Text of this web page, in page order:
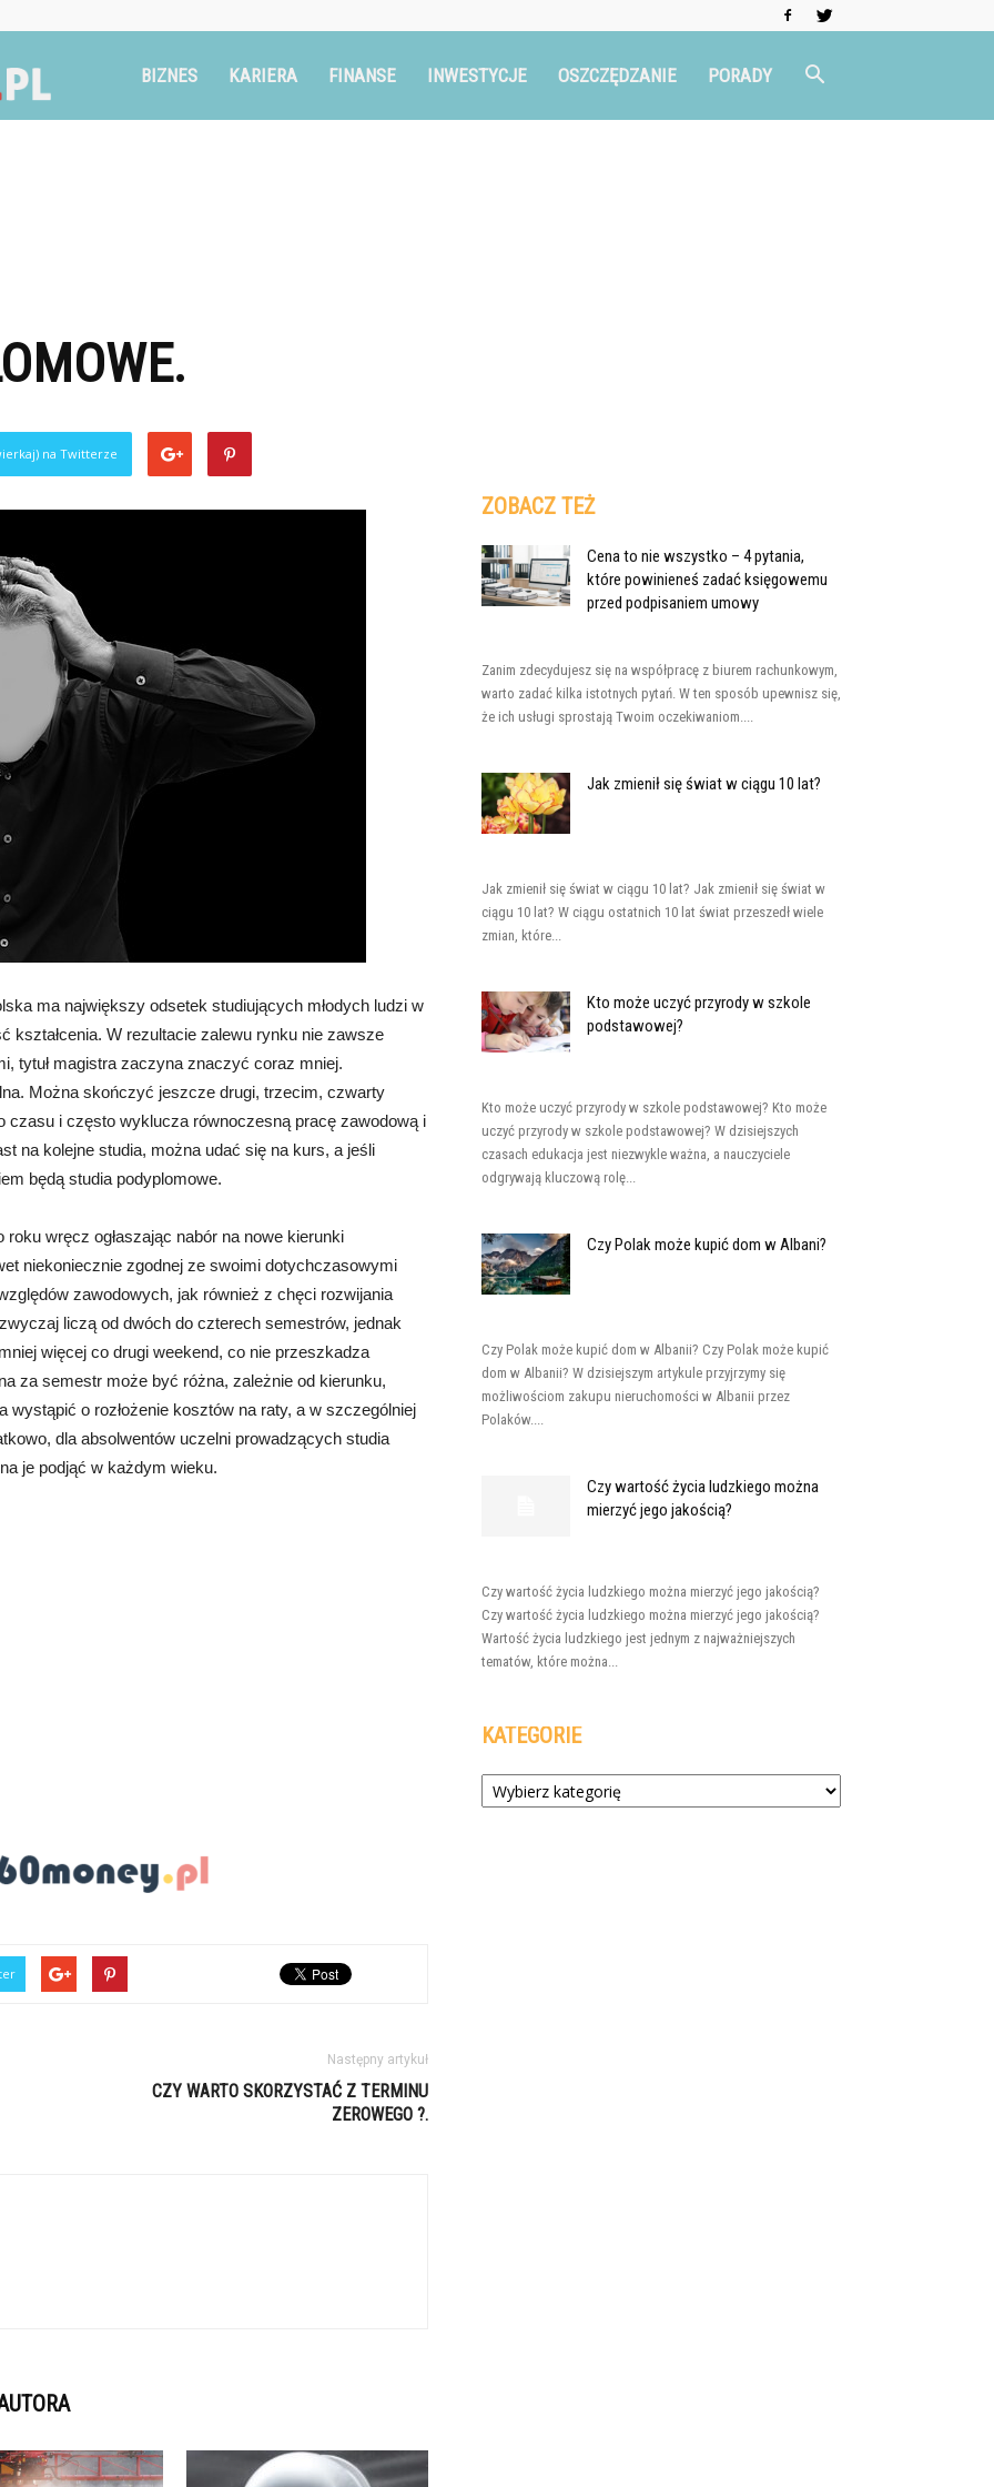
Ruszglowa.plBIZNES KARIERA FINANSE INWESTYCJE OSZCZĘDZANIE PORADY
na Twitterze
ma największy odsetek studiujących młodych ludzi w
kształcenia. W rezultacie zalewu rynku nie zawsze
tytuł magistra zaczyna znaczyć coraz mniej.
Można skończyć jeszcze drugi, trzecim, czwarty
czasu i często wyklucza równoczesną pracę zawodową i
na kolejne studia, można udać się na kurs, a jeśli
będą studia podyplomowe.
wręcz ogłaszając nabór na nowe kierunki
niekoniecznie zgodnej ze swoimi dotychczasowymi
zawodowych, jak również z chęci rozwijania
liczą od dwóch do czterech semestrów, jednak
więcej co drugi weekend, co nie przeszkadza
za semestr może być różna, zależnie od kierunku,
wystąpić o rozłożenie kosztów na raty, a w szczególniej
dla absolwentów uczelni prowadzących studia
je podjąć w każdym wieku.
Następny artykuł
CZY WARTO SKORZYSTAĆ Z TERMINU
ZEROWEGO ?.
ZOBACZ TEŻ
Cena to nie wszystko – 4 pytania,
które powinieneś zadać księgowemu
przed podpisaniem umowy
Zanim zdecydujesz się na współpracę z biurem rachunkowym,
warto zadać kilka istotnych pytań. W ten sposób upewnisz się,
że ich usługi sprostają Twoim oczekiwaniom....
Jak zmienił się świat w ciągu 10 lat?
Jak zmienił się świat w ciągu 10 lat? Jak zmienił się świat w
ciągu 10 lat? W ciągu ostatnich 10 lat świat przeszedł wiele
zmian, które...
Kto może uczyć przyrody w szkole
podstawowej?
Kto może uczyć przyrody w szkole podstawowej? Kto może
uczyć przyrody w szkole podstawowej? W dzisiejszych
czasach edukacja jest niezwykle ważna, a nauczyciele
odgrywają kluczową rolę...
Czy Polak może kupić dom w Albani?
Czy Polak może kupić dom w Albanii? Czy Polak może kupić
dom w Albanii? W dzisiejszym artykule przyjrzymy się
możliwościom zakupu nieruchomości w Albanii przez
Polaków....
Czy wartość życia ludzkiego można
mierzyć jego jakością?
Czy wartość życia ludzkiego można mierzyć jego jakością?
Czy wartość życia ludzkiego można mierzyć jego jakością?
Wartość życia ludzkiego jest jednym z najważniejszych
tematów, które można...
KATEGORIE
Kategorie